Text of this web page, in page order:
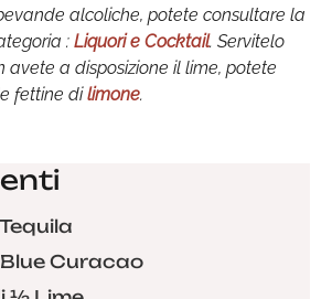
alcoliche, potete consultare la
: Liquori e Cocktail. Servitelo
avete a disposizione il lime, potete
fettine dilimone.
Curacao